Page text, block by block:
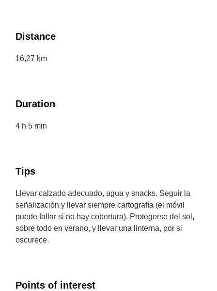
Distance
16,27 km
Duration
4 h 5 min
Tips
Llevar calzado adecuado, agua y snacks. Seguir la
señalización y llevar siempre cartografía (el móvil
puede fallar si no hay cobertura). Protegerse del sol,
sobre todo en verano, y llevar una linterna, por si
oscurece.
Points of interest